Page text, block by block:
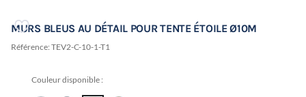
MURS BLEUS AU DÉTAIL POUR TENTE ÉTOILE Ø10M
Référence: TEV2-C-10-1-T1
Couleur disponible :